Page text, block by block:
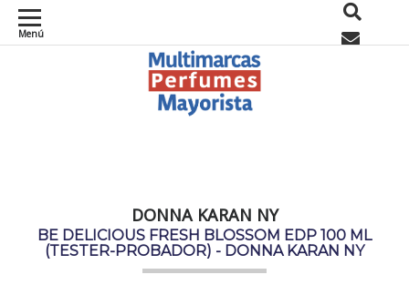
Menú
DONNA KARAN NY
BE DELICIOUS FRESH BLOSSOM EDP 100 ML
(TESTER-PROBADOR) - DONNA KARAN NY